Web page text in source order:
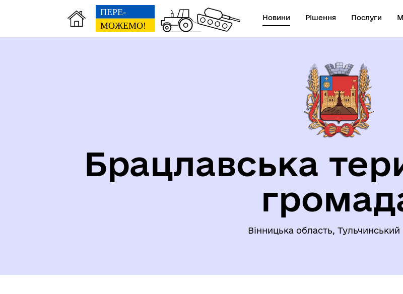
Новини Рішення Послуги
Брацлавська
Вінницька область, Тульчинський